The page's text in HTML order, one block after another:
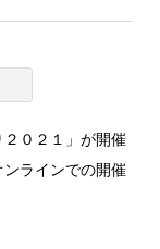
０２１」が開催
ラインでの開催